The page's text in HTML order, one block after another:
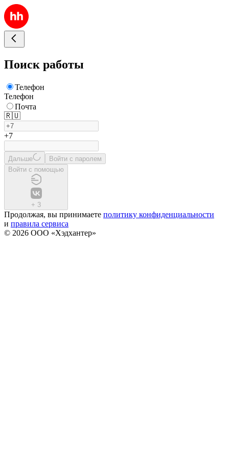
Поиск работы
Телефон
Телефон
Почта
🇷🇺
+7
Дальше
Войти с паролем
Войти с помощью
+ 3
Продолжая, вы принимаете политику конфиденциальности
и правила сервиса
© 2026 ООО «Хэдхантер»